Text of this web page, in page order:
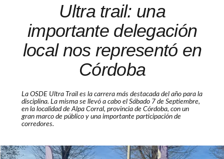
Ultra trail: una
importante delegación
local nos representó en
Córdoba
La OSDE Ultra Trail es la carrera más destacada del año para la
disciplina. La misma se llevó a cabo el Sábado 7 de Septiembre,
en la localidad de Alpa Corral, provincia de Córdoba, con un
gran marco de público y una importante participación de
corredores.